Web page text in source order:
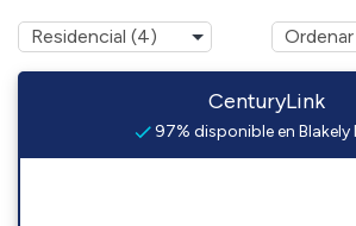
CenturyLink
97% disponible en Blakely